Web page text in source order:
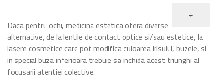
Daca pentru ochi, medicina estetica ofera diverse
alternative, de la lentile de contact optice si/sau estetice, la
lasere cosmetice care pot modifica culoarea irisului, buzele, si
in special buza inferioara trebuie sa inchida acest triunghi al
focusarii atentiei colective.